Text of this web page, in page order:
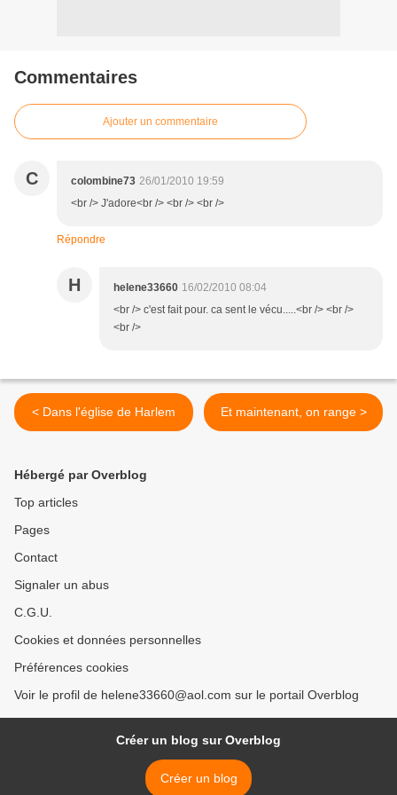
Commentaires
Ajouter un commentaire
C colombine73 26/01/2010 19:59
<br /> J'adore<br /> <br /> <br />
Répondre
H helene33660 16/02/2010 08:04
<br /> c'est fait pour. ca sent le vécu.....<br /> <br />
<br />
< Dans l'église de Harlem Et maintenant, on range >
Hébergé par Overblog
Top articles
Pages
Contact
Signaler un abus
C.G.U.
Cookies et données personnelles
Préférences cookies
Voir le profil de helene33660@aol.com sur le portail Overblog
Créer un blog sur Overblog
Créer un blog